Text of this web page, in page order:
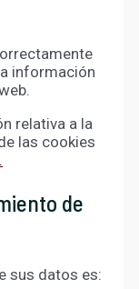
información
relativa a la
las cookies
de
sus datos es: